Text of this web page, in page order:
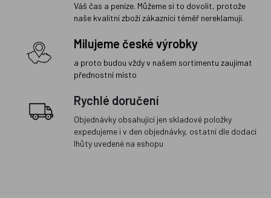
Váš čas a peníze. Můžeme si to dovolit, protože
naše kvalitní zboží zákazníci téměř nereklamují.
Milujeme české výrobky
a proto budou vždy v našem sortimentu zaujímat
přednostní místo
Rychlé doručení
Objednávky obsahující jen skladové položky
expedujeme i v den objednávky, ostatní dle dodací
lhůty uvedené na eshopu